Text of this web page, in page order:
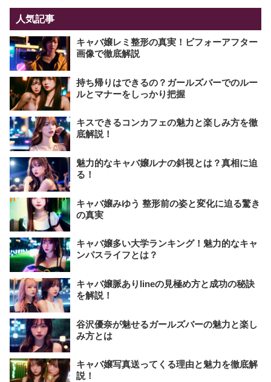
人気記事
キャバ嬢レミ整形の真実！ビフォーアフター
画像で徹底解説
持ち帰りはできるの？ガールズバーでのルー
ルとマナーをしっかり把握
キスできるコンカフェの魅力と楽しみ方を徹
底解説！
魅力的なキャバ嬢ルナの斜視とは？真相に迫
る！
キャバ嬢みゆう 整形前の姿と変化に迫る驚き
の真実
キャバ嬢多い大学ランキング！魅力的なキャ
ンパスライフとは？
キャバ嬢脈ありlineの見極め方と成功の秘訣
を解説！
谷沢優奈が魅せるガールズバーの魅力と楽し
み方とは
キャバ嬢写真送ってくる理由と魅力を徹底解
説！